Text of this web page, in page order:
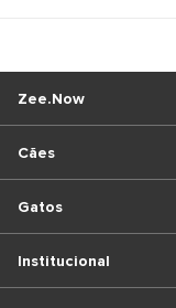
Cães
Gatos
Zee.Now
Institucional